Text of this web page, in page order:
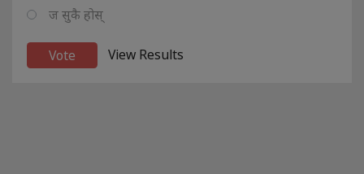
ज सुकै होस्
View Results